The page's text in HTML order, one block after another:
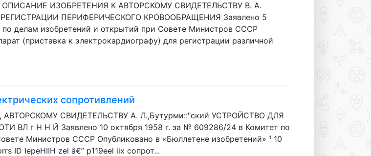
ОПИСАНИЕ ИЗОБРЕТЕНИЯ К АВТОРСКОМУ СВИДЕТЕЛЬСТВУ В. А.
ПЕРИФЕРИЧЕСКОГО КРОВООБРАЩЕНИЯ Заявлено 5
по делам изобретений и открытий при Совете Министров СССР
(приставка к электрокардиографу) для регистрации различной
сопротивлений
СВИДЕТЕЛЬСТВУ A. Л.,Бутурми::"ский УСТРОЙСТВО ДЛЯ
г Н H Й Заявлено 10 октября 1958 г. за № 609286/24 в Комитет по
Министров СССР Опубликовано в «Бюллетене изобретений» ¹ 10
ID IepeHIIH zel â€” p119eel iix сопрот...